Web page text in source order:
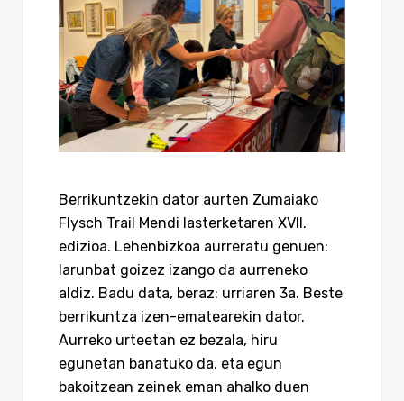
Berrikuntzekin dator aurten Zumaiako
Flysch Trail Mendi lasterketaren XVII.
edizioa. Lehenbizkoa aurreratu genuen:
larunbat goizez izango da aurreneko
aldiz. Badu data, beraz: urriaren 3a. Beste
berrikuntza izen-ematearekin dator.
Aurreko urteetan ez bezala, hiru
egunetan banatuko da, eta egun
bakoitzean zeinek eman ahalko duen